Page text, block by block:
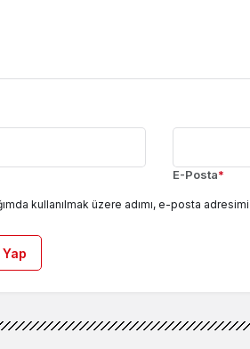
E-Posta*
kullanılmak üzere adımı, e-posta